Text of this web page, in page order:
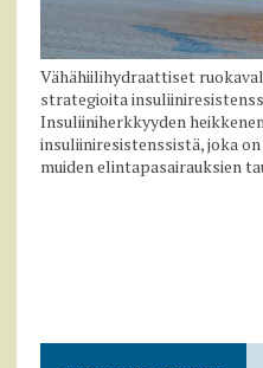
Vähähiilihydraattiset
strategioita
Insuliiniherkkyyden
insuliiniresistenssistä, joka
muiden elintapasairauksien